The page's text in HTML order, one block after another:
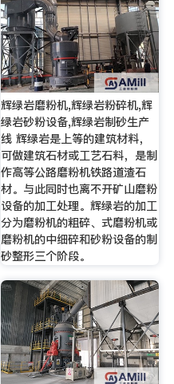
辉绿岩磨粉机,辉绿岩粉碎机,辉
绿岩砂粉设备,辉绿岩制砂生产
线 辉绿岩是上等的建筑材料，
可做建筑石材或工艺石料，是制
作高等公路磨粉机铁路道渣石
材。与此同时也离不开矿山磨粉
设备的加工处理。辉绿岩的加工
分为磨粉机的粗碎、式磨粉机或
磨粉机的中细碎和砂粉设备的制
砂整形三个阶段。